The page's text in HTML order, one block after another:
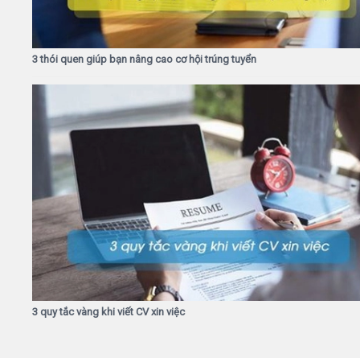
3 thói quen giúp bạn nâng cao cơ hội trúng tuyển
3 quy tắc vàng khi viết CV xin việc